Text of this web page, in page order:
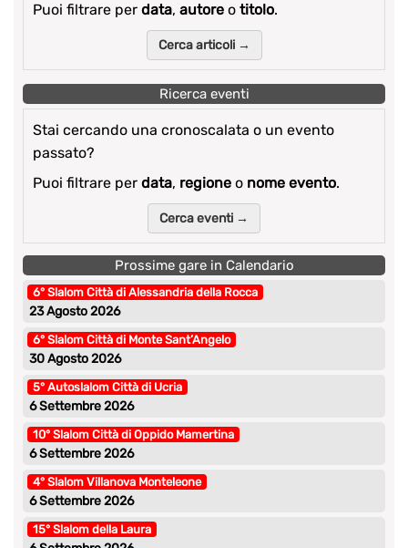
Puoi filtrare per data, autore o titolo.
Cerca articoli →
Ricerca eventi
Stai cercando una cronoscalata o un evento
passato?
Puoi filtrare per data, regione o nome evento.
Cerca eventi →
Prossime gare in Calendario
6° Slalom Città di Alessandria della Rocca
23 Agosto 2026
6° Slalom Città di Monte Sant’Angelo
30 Agosto 2026
5° Autoslalom Città di Ucria
6 Settembre 2026
10° Slalom Città di Oppido Mamertina
6 Settembre 2026
4° Slalom Villanova Monteleone
6 Settembre 2026
15° Slalom della Laura